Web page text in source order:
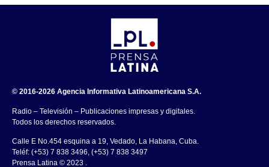
© 2016-2026 Agencia Informativa Latinoamericana S.A.
Radio – Televisión – Publicaciones impresas y digitales.
Todos los derechos reservados.
Calle E No.454 esquina a 19, Vedado, La Habana, Cuba.
Teléf: (+53) 7 838 3496, (+53) 7 838 3497
Prensa Latina © 2023 .